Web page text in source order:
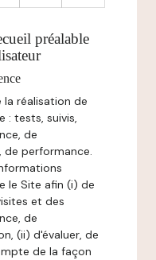
préalable
réalisation de
: tests, suivis,
de
de performance.
le Site afin (i) de
et des
de
(ii) d'évaluer, de
de la façon